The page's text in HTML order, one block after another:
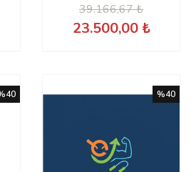
39.166,67 ₺
23.500,00 ₺
%40